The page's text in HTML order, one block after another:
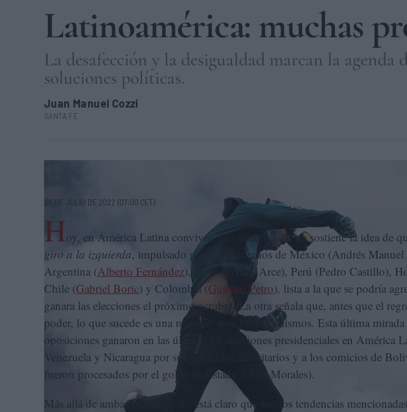
Latinoamérica: muchas
La desafección y la desigualdad marcan la agenda
soluciones políticas.
Juan Manuel Cozzi
SANTA FE
28 DE JULIO DE 2022 (07:00 CET)
Hoy, en América Latina conviven dos narrativas. Una sostiene la idea de
giro a la izquierda, impulsado por los gobiernos de México (Andrés
Argentina (Alberto Fernández), Bolivia (Luis Arce), Perú (Pedro Castillo),
Chile (Gabriel Boric) y Colombia (Gustavo Petro), lista a la que se podría
ganara las elecciones el próximo octubre. La otra señala que, antes que el
poder, lo que sucede es una reacción ante los oficialismos. Esta última
oposiciones ganaron en las últimas 15 elecciones presidenciales en América
Venezuela y Nicaragua por sus contextos autoritarios y a los comicios de
fueron procesados por el golpe de Estado a Evo Morales).
Más allá de ambas perspectivas, está claro que las dos tendencias